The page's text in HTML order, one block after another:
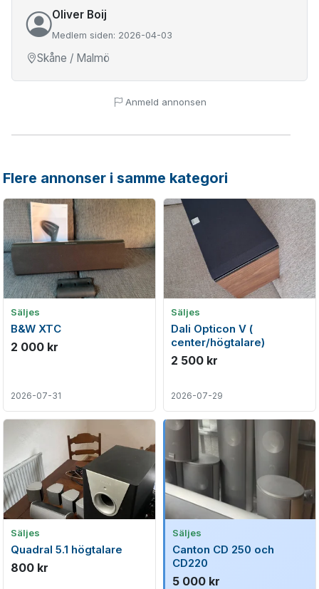
Oliver Boij
Medlem siden: 2026-04-03
Skåne / Malmö
Anmeld annonsen
Flere annonser i samme kategori
Säljes
B&W XTC
2 000 kr
2026-07-31
Säljes
Dali Opticon V (
center/högtalare)
2 500 kr
2026-07-29
Säljes
Quadral 5.1 högtalare
800 kr
Säljes
Canton CD 250 och
CD220
5 000 kr